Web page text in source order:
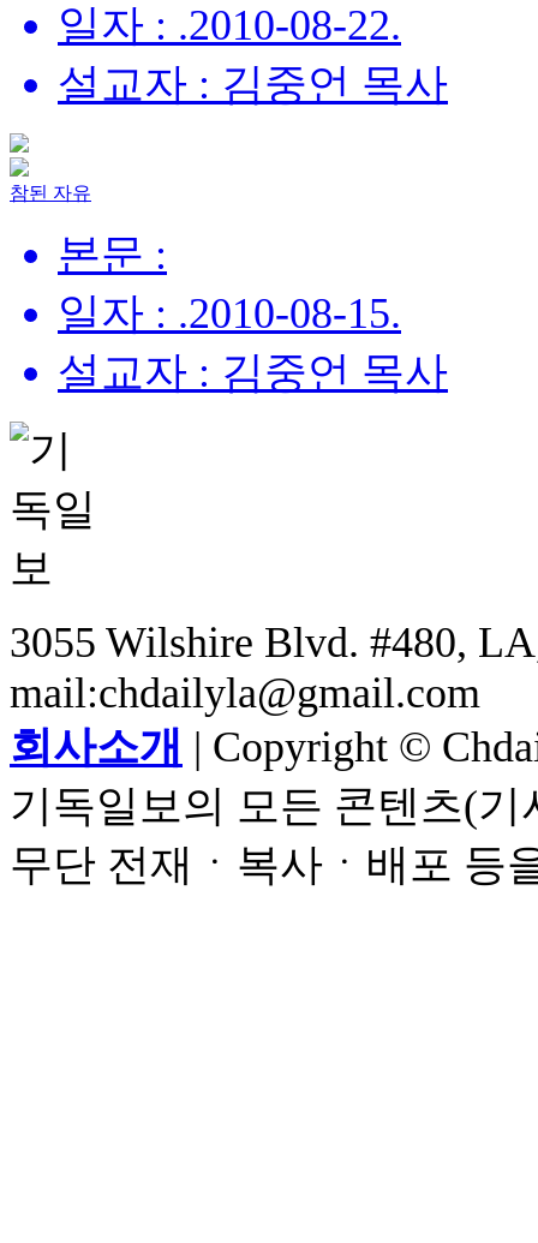
일자 : .2010-08-22.
설교자 : 김중언 목사
참된 자유
본문 :
일자 : .2010-08-15.
설교자 : 김중언 목사
3055 Wilshire Blvd. #480,
mail:chdailyla@gmail.com
회사소개 | Copyright ©
기독일보의 모든 콘텐츠(
무단 전재ㆍ복사ㆍ배포 등